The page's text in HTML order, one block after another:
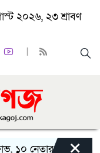
২০২৬, ২৩ শ্রাবণ
নেতার পদত্যাগ ×